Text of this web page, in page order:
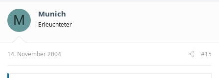
M Munich
Erleuchteter
14. November 2004 #15